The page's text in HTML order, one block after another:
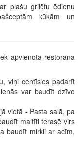
plašu grilētu ēdienu
kūkām un
apvienota restorāna
viņi centīsies padarīt
var baudīt dzīvo
vietā - Pasta salā, pa
maltīti terasē virs
baudīt mirkli ar acīm,